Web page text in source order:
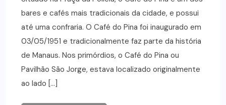
bares e cafés mais tradicionais da cidade, e possui
até uma confraria. O Café do Pina foi inaugurado em
03/05/1951 e tradicionalmente faz parte da história
de Manaus. Nos primórdios, o Café do Pina ou
Pavilhão São Jorge, estava localizado originalmente
ao lado […]